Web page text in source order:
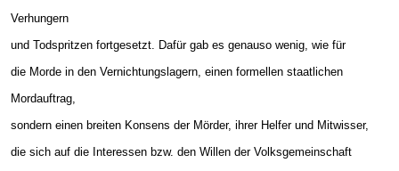
Verhungern
und Todspritzen fortgesetzt. Dafür gab es genauso wenig, wie für
die Morde in den Vernichtungslagern, einen formellen staatlichen
Mordauftrag,
sondern einen breiten Konsens der Mörder, ihrer Helfer und Mitwisser,
die sich auf die Interessen bzw. den Willen der Volksgemeinschaft